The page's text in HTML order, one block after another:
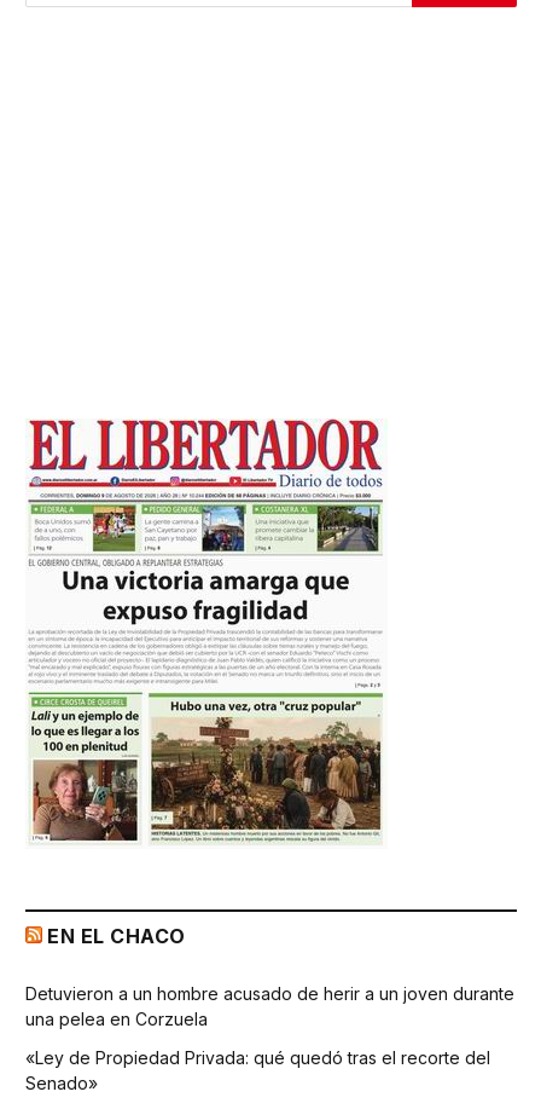
EN EL CHACO
Detuvieron a un hombre acusado de herir a un joven durante
una pelea en Corzuela
«Ley de Propiedad Privada: qué quedó tras el recorte del
Senado»